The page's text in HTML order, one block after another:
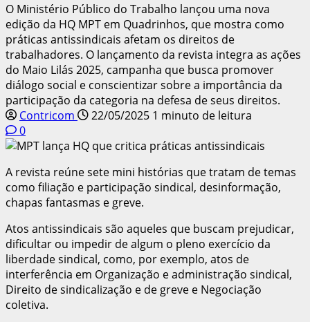
O Ministério Público do Trabalho lançou uma nova
edição da HQ MPT em Quadrinhos, que mostra como
práticas antissindicais afetam os direitos de
trabalhadores. O lançamento da revista integra as ações
do Maio Lilás 2025, campanha que busca promover
diálogo social e conscientizar sobre a importância da
participação da categoria na defesa de seus direitos.
Contricom
22/05/2025 1 minuto de leitura
0
A revista reúne sete mini histórias que tratam de temas
como filiação e participação sindical, desinformação,
chapas fantasmas e greve.
Atos antissindicais são aqueles que buscam prejudicar,
dificultar ou impedir de algum o pleno exercício da
liberdade sindical, como, por exemplo, atos de
interferência em Organização e administração sindical,
Direito de sindicalização e de greve e Negociação
coletiva.